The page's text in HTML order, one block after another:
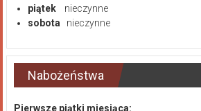
piątek
nieczynne
sobota nieczynne
Nabożeństwa
Pierwsze piątki miesiąca: